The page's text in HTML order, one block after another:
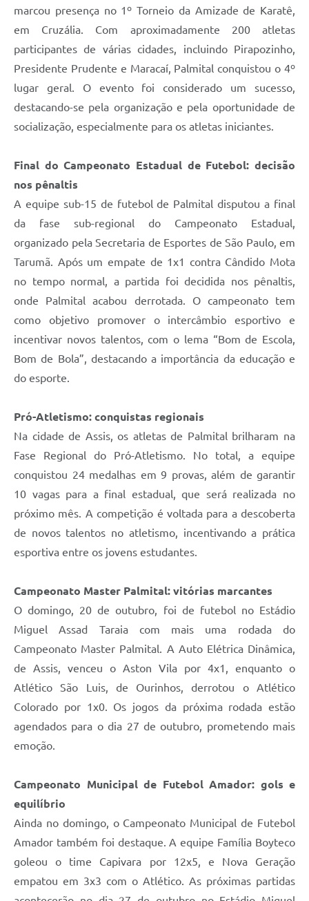
marcou presença no 1º Torneio da Amizade de Karatê,
em Cruzália. Com aproximadamente 200 atletas
participantes de várias cidades, incluindo Pirapozinho,
Presidente Prudente e Maracaí, Palmital conquistou o 4º
lugar geral. O evento foi considerado um sucesso,
destacando-se pela organização e pela oportunidade de
socialização, especialmente para os atletas iniciantes.
Final do Campeonato Estadual de Futebol: decisão
nos pênaltis
A equipe sub-15 de futebol de Palmital disputou a final
da fase sub-regional do Campeonato Estadual,
organizado pela Secretaria de Esportes de São Paulo, em
Tarumã. Após um empate de 1x1 contra Cândido Mota
no tempo normal, a partida foi decidida nos pênaltis,
onde Palmital acabou derrotada. O campeonato tem
como objetivo promover o intercâmbio esportivo e
incentivar novos talentos, com o lema “Bom de Escola,
Bom de Bola”, destacando a importância da educação e
do esporte.
Pró-Atletismo: conquistas regionais
Na cidade de Assis, os atletas de Palmital brilharam na
Fase Regional do Pró-Atletismo. No total, a equipe
conquistou 24 medalhas em 9 provas, além de garantir
10 vagas para a final estadual, que será realizada no
próximo mês. A competição é voltada para a descoberta
de novos talentos no atletismo, incentivando a prática
esportiva entre os jovens estudantes.
Campeonato Master Palmital: vitórias marcantes
O domingo, 20 de outubro, foi de futebol no Estádio
Miguel Assad Taraia com mais uma rodada do
Campeonato Master Palmital. A Auto Elétrica Dinâmica,
de Assis, venceu o Aston Vila por 4x1, enquanto o
Atlético São Luis, de Ourinhos, derrotou o Atlético
Colorado por 1x0. Os jogos da próxima rodada estão
agendados para o dia 27 de outubro, prometendo mais
emoção.
Campeonato Municipal de Futebol Amador: gols e
equilíbrio
Ainda no domingo, o Campeonato Municipal de Futebol
Amador também foi destaque. A equipe Família Boyteco
goleou o time Capivara por 12x5, e Nova Geração
empatou em 3x3 com o Atlético. As próximas partidas